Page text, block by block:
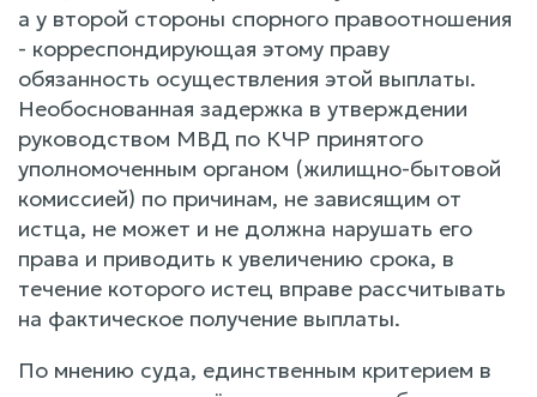
а у второй стороны спорного правоотношения
- корреспондирующая этому праву
обязанность осуществления этой выплаты.
Необоснованная задержка в утверждении
руководством МВД по КЧР принятого
уполномоченным органом (жилищно-бытовой
комиссией) по причинам, не зависящим от
истца, не может и не должна нарушать его
права и приводить к увеличению срока, в
течение которого истец вправе рассчитывать
на фактическое получение выплаты.
По мнению суда, единственным критерием в